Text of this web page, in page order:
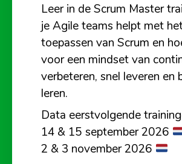
Leer in de Scrum Master
je Agile teams helpt met
toepassen van Scrum en
voor een mindset van
verbeteren, snel leveren en
leren.
Data eerstvolgende
14 & 15 september 2026
2 & 3 november 2026